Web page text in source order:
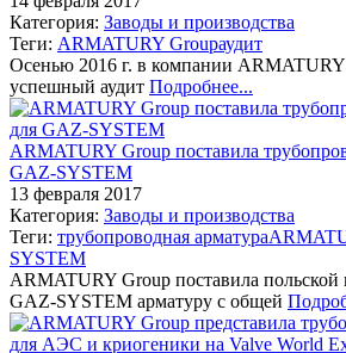
Категория: Заводы и производства
Теги: ARMATURY Groupаудит
Осенью 2016 г. в компании ARMATURY
успешный аудит Подробнее...
ARMATURY Group поставила
GAZ-SYSTEM
13 февраля 2017
Категория: Заводы и производства
Теги: трубопроводная арматура
SYSTEM
ARMATURY Group поставила польской
GAZ-SYSTEM арматуру с общей